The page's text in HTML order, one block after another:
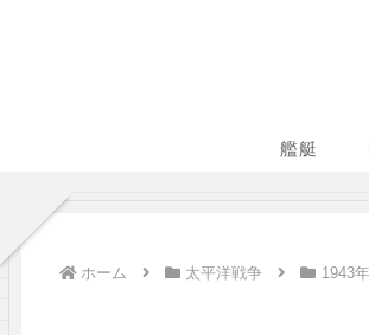
艦艇
ホーム 太平洋戦争 1943年